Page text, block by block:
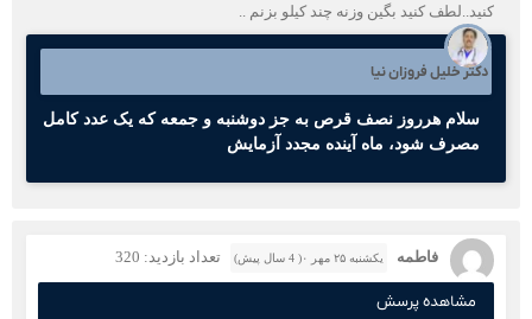
کنید..لطف کنید بگین وزنه چند کیلو بزنم ..
دکتر خلیل فروزان نیا
سلام هرروز نصف قرص به جز دوشنبه و جمعه که یک عدد کامل
مصرف شود، ماه آینده مجدد آزمایش
فاطمه یکشنبه ۲۵ مهر ۰( 4 سال پیش) تعداد بازدید: 320
مشاهده پرسش